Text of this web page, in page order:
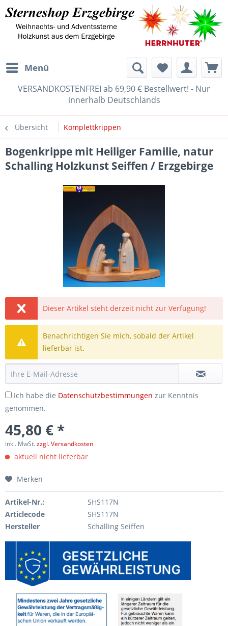
Menü
VERSANDKOSTENFREI ab 69,90 € Bestellwert! - Nur
innerhalb Deutschlands
Übersicht Komplettkrippen
Bogenkrippe mit Heiliger Familie, natur
Schalling Holzkunst Seiffen / Erzgebirge
Dieser Artikel steht derzeit nicht zur Verfügung!
Benachrichtigen Sie mich, sobald der Artikel
lieferbar ist.
Ich habe die Datenschutzbestimmungen zur Kenntnis
genommen.
45,80 € *
inkl. MwSt.zzgl. Versandkosten
aktuell nicht lieferbar
Merken
Artikel-Nr.:
SHS117N
Articlecode
SHS117N
Hersteller
Schalling Seiffen